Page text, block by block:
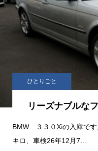
ひとりごと
リーズナブルな
BMW ３３０Xiの入庫で
キロ、車検26年12月7…